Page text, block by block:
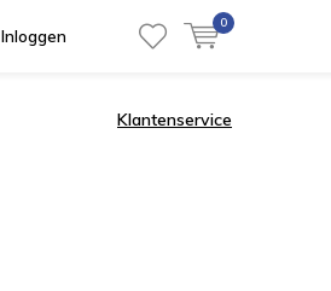
Inloggen
0
Klantenservice